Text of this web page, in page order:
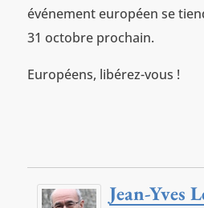
événement européen se
31 octobre prochain.
Européens, libérez-vous !
Jean-Yves